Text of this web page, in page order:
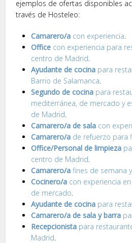
ejemplos de ofertas disponibles
través de Hosteleo:
Camarero/a con experiencia
Office con experiencia para
centro de Madrid
Ayudante de cocina para
Barrio de Salamanca
Segundo de cocina para
mediterránea, de mercado y
de Madrid
Camarero/a de sala con
Camarero/a de refuerzo para
Office/Personal de limpieza
centro de Madrid
Camarero/a fines de semana
Cocinero/a con experiencia
de mercado
Ayudante de cocina para
Camarero/a de sala y barra
Recepcionista para
Madrid